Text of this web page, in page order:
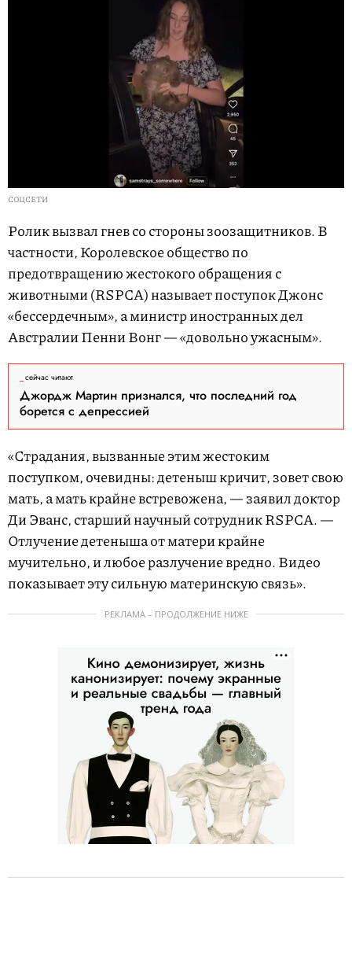
СОЦСЕТИ
Ролик вызвал гнев со стороны зоозащитников. В
частности, Королевское общество по
предотвращению жестокого обращения с
животными (RSPCA) называет поступок Джонс
«бессердечным», а министр иностранных дел
Австралии Пенни Вонг — «довольно ужасным».
сейчас читают
Джордж Мартин признался, что последний год
борется с депрессией
«Страдания, вызванные этим жестоким
поступком, очевидны: детеныш кричит, зовет свою
мать, а мать крайне встревожена, — заявил доктор
Ди Эванс, старший научный сотрудник RSPCA. —
Отлучение детеныша от матери крайне
мучительно, и любое разлучение вредно. Видео
показывает эту сильную материнскую связь».
РЕКЛАМА – ПРОДОЛЖЕНИЕ НИЖЕ